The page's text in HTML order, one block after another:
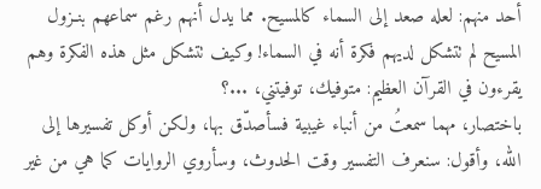
أحد منهم: لعله صعد إلى السماء كالمسيح. مما يدل أنهم رغم سماعهم بنـزول
المسيح لم تتشكل لديهم فكرة أنه في السماء! وكيف تتشكل مثل هذه الفكرة وهم
يقرءون في القرآن العظيم: متوفيك، توفيتني، ...؟
باختصار، مهما سمعتُ من أنباء غيبية فسأصدّق بها، ولكن أوكل تفسيرها إلى
الله، وأقول: سنعرف التفسير وقت الحدوث، وسأروي الروايات كما هي من غير